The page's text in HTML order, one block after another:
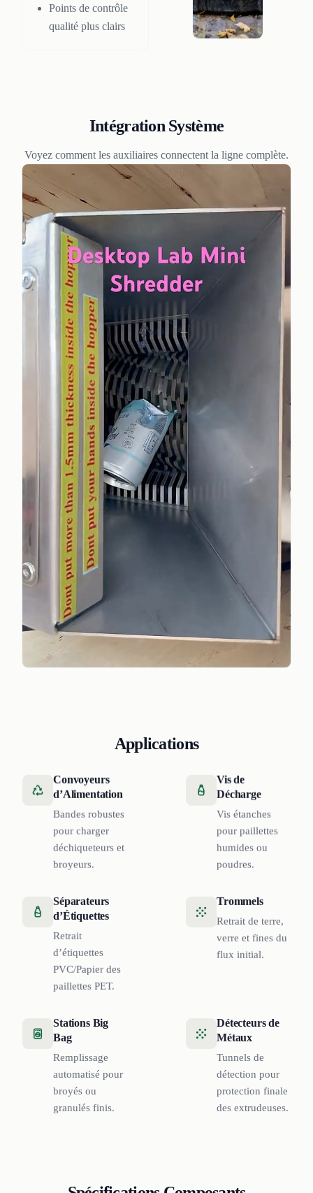
Points de contrôle
qualité plus clairs
Intégration Système
Voyez comment les auxiliaires connectent la ligne complète.
Applications
Convoyeurs
d’Alimentation
Bandes robustes
pour charger
déchiqueteurs et
broyeurs.
Vis de
Décharge
Vis étanches
pour paillettes
humides ou
poudres.
Séparateurs
d’Étiquettes
Retrait
d’étiquettes
PVC/Papier des
paillettes PET.
Trommels
Retrait de terre,
verre et fines du
flux initial.
Stations Big
Bag
Remplissage
automatisé pour
broyés ou
granulés finis.
Détecteurs de
Métaux
Tunnels de
détection pour
protection finale
des extrudeuses.